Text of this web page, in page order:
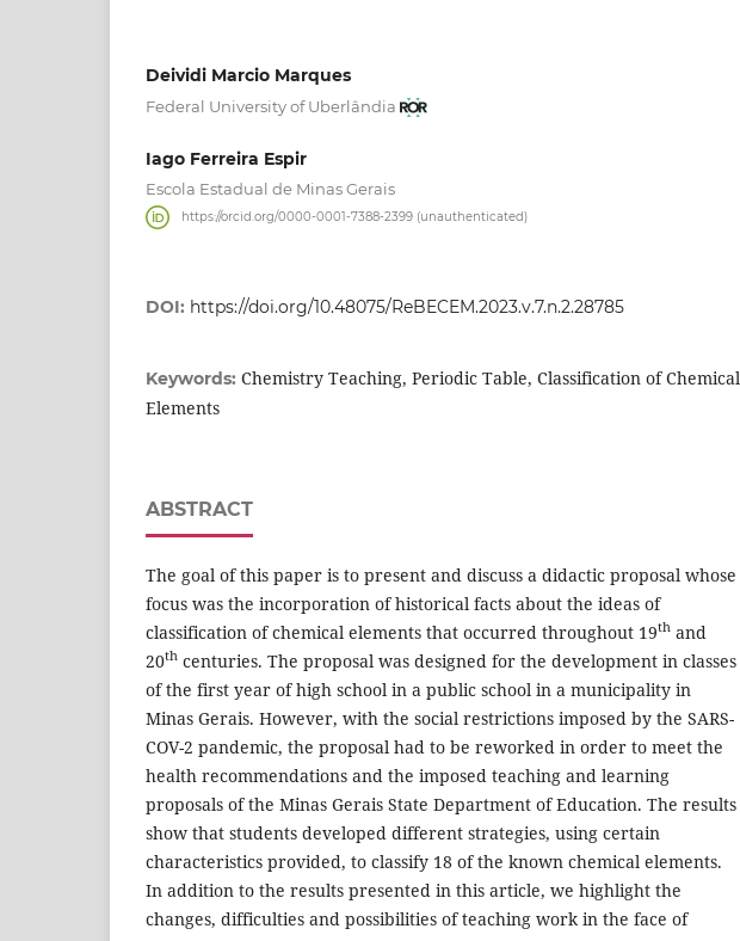
Deividi Marcio Marques
Federal University of Uberlândia
Iago Ferreira Espir
Escola Estadual de Minas Gerais
https://orcid.org/0000-0001-7388-2399 (unauthenticated)
DOI: https://doi.org/10.48075/ReBECEM.2023.v.7.n.2.28785
Keywords: Chemistry Teaching, Periodic Table, Classification of Chemical
Elements
ABSTRACT
The goal of this paper is to present and discuss a didactic proposal whose
focus was the incorporation of historical facts about the ideas of
classification of chemical elements that occurred throughout 19th and
20th centuries. The proposal was designed for the development in classes
of the first year of high school in a public school in a municipality in
Minas Gerais. However, with the social restrictions imposed by the SARS-
COV-2 pandemic, the proposal had to be reworked in order to meet the
health recommendations and the imposed teaching and learning
proposals of the Minas Gerais State Department of Education. The results
show that students developed different strategies, using certain
characteristics provided, to classify 18 of the known chemical elements.
In addition to the results presented in this article, we highlight the
changes, difficulties and possibilities of teaching work in the face of